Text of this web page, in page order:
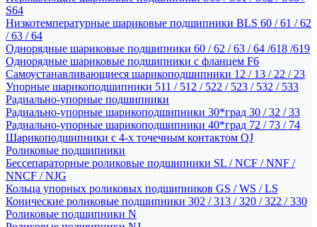
S64
Низкотемпературные шариковые подшипники BLS 60 / 61 / 62
/ 63 / 64
Однорядные шариковые подшипники 60 / 62 / 63 / 64 /618 /619
Однорядные шариковые подшипники с фланцем F6
Самоустанавливающиеся шарикоподшипники 12 / 13 / 22 / 23
Упорные шарикоподшипники 511 / 512 / 522 / 523 / 532 / 533
Радиально-упорные подшипники
Радиально-упорные шарикоподшипники 30*град 30 / 32 / 33
Радиально-упорные шарикоподшипники 40*град 72 / 73 / 74
Шарикоподшипники с 4-х точечным контактом QJ
Роликовые подшипники
Бессепараторные роликовые подшипники SL / NCF / NNF /
NNCF / NJG
Кольца упорных роликовых подшипников GS / WS / LS
Конические роликовые подшипники 302 / 313 / 320 / 322 / 330
Роликовые подшипники N